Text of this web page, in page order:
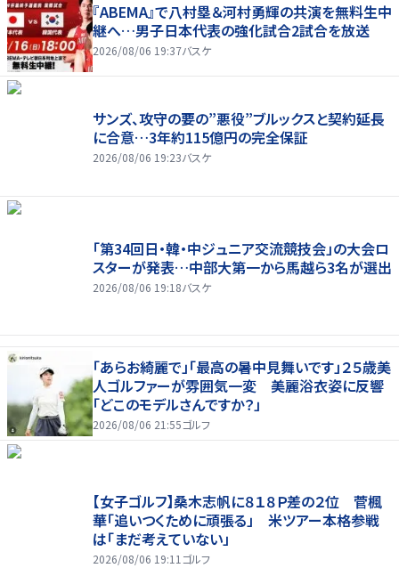
『ABEMA』で八村塁＆河村勇輝の共演を無料生中
継へ…男子日本代表の強化試合2試合を放送
2026/08/06 19:37バスケ
サンズ、攻守の要の”悪役”ブルックスと契約延長
に合意…3年約115億円の完全保証
2026/08/06 19:23バスケ
「第34回日・韓・中ジュニア交流競技会」の大会ロ
スターが発表…中部大第一から馬越ら3名が選出
2026/08/06 19:18バスケ
「あらお綺麗で」「最高の暑中見舞いです」２５歳美
人ゴルファーが雰囲気一変 美麗浴衣姿に反響
「どこのモデルさんですか？」
2026/08/06 21:55ゴルフ
【女子ゴルフ】桑木志帆に８１８Ｐ差の２位 菅楓
華「追いつくために頑張る」 米ツアー本格参戦
は「まだ考えていない」
2026/08/06 19:11 ゴルフ